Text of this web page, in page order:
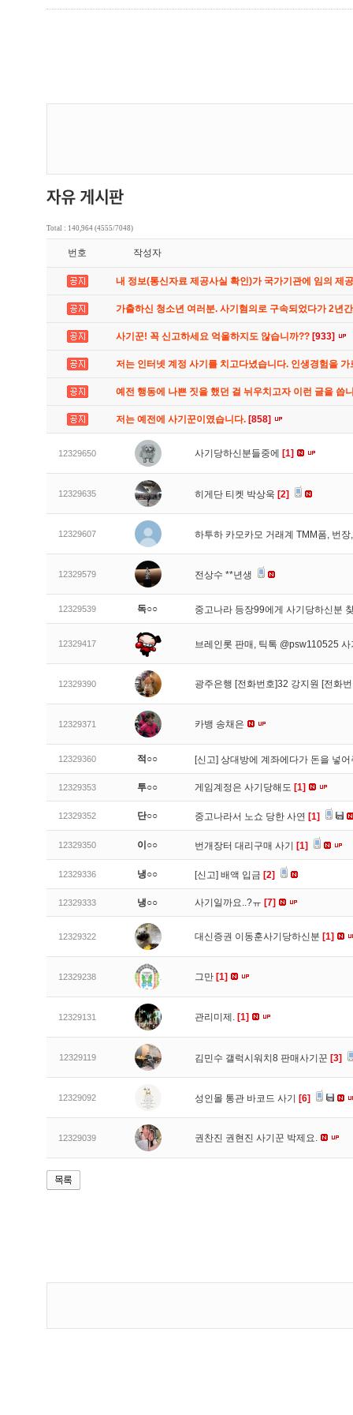
Total : 140,964 (4555/7048)
번호 작성자
내 정보(통신자료 제공사실 확인)가 국가기관에 임의 제
가출하신 청소년 여러분. 사기혐의로 구속되었다가 2년
사기꾼! 꼭 신고하세요 억울하지도 않습니까?? [933]
저는 인터넷 계정 사기를 치고다녔습니다. 인생경험을
예전 행동에 나쁜 짓을 했던 걸 뉘우치고자 이런 글을 씁
저는 예전에 사기꾼이였습니다. [858]
12329650 사기당하신분들중에 [1]
12329635 히게단 티켓 박상욱 [2]
12329607 하투하 카모카모 거래계 TMM폼, 번
12329579 전상수 **년생
12329539 독○○ 중고나라 등장99에게 사기당하신분
12329417 브레인롯 판매, 틱톡 @psw110525
12329390 광주은행 [전화번호]32 강지원 [전화
12329371 카뱅 송채은
12329360 적○○ [신고] 상대방에 계좌에다가 돈을 넣
12329353 투○○ 게임계정은 사기당해도 [1]
12329352 단○○ 중고나라서 노쇼 당한 사연 [1]
12329350 이○○ 번개장터 대리구매 사기 [1]
12329336 냉○○ [신고] 배액 입금 [2]
12329333 냉○○ 사기일까요..?ㅠ [7]
12329322 대신증권 이동훈사기당하신분 [1]
12329238 그만 [1]
12329131 관리미제. [1]
12329119 김민수 갤럭시워치8 판매사기꾼 [3]
12329092 성인몰 통관 바코드 사기 [6]
12329039 권찬진 권현진 사기꾼 박제요.